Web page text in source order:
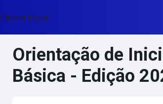
Página inicial
Orientação de
Básica - Edição